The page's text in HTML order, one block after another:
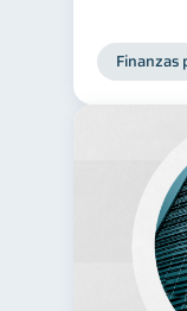
Finanzas